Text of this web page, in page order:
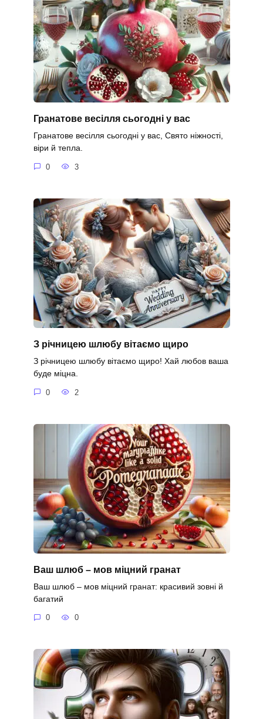
Гранатове весілля сьогодні у вас
Гранатове весілля сьогодні у вас, Свято ніжності,
віри й тепла.
0 3
З річницею шлюбу вітаємо щиро
З річницею шлюбу вітаємо щиро! Хай любов ваша
буде міцна.
0 2
Ваш шлюб – мов міцний гранат
Ваш шлюб – мов міцний гранат: красивий зовні й
багатий
0 0